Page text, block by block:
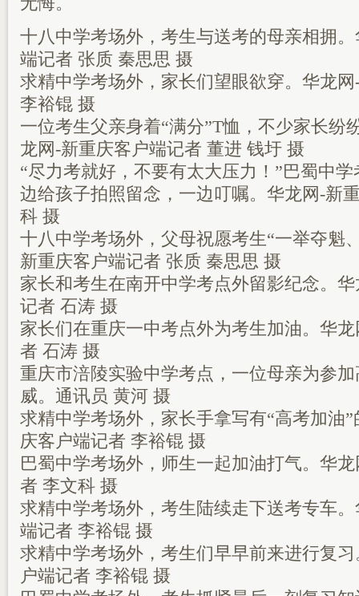
十八中学考场外，考生与送考的母亲相拥
端记者 张质 秦思思 摄
求精中学考场外，家长们望眼欲穿。华龙
李裕锟 摄
一位考生父亲身着“满分”T恤，不少家长纷
龙网-新重庆客户端记者 董进 钱圩 摄
“尽力考就好，不要有太大压力！”巴蜀中
边给孩子拍照留念，一边叮嘱。华龙网-新
科 摄
十八中学考场外，父母祝愿考生“一举夺魁
新重庆客户端记者 张质 秦思思 摄
家长和考生在南开中学考点外留影纪念。
记者 石涛 摄
家长们在重庆一中考点外为考生加油。华
者 石涛 摄
重庆市涪陵实验中学考点，一位母亲为参
威。通讯员 黄河 摄
求精中学考场外，家长手拿写有“高考加油
庆客户端记者 李裕锟 摄
巴蜀中学考场外，师生一起加油打气。华
者 李文科 摄
求精中学考场外，考生陆续走下送考专车
端记者 李裕锟 摄
求精中学考场外，考生们早早前来进行复
户端记者 李裕锟 摄